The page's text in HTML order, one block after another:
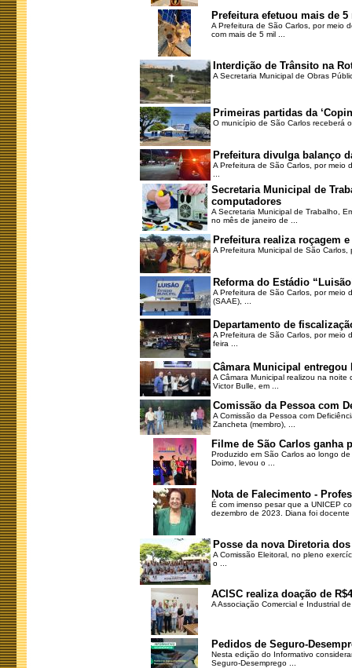
Prefeitura efetuou mais de
A Prefeitura de São Carlos, por meio
com mais de 5 mil ...
Interdição de Trânsito na
A Secretaria Municipal de Obras
Primeiras partidas da
O município de São Carlos receberá
Prefeitura divulga balanço
A Prefeitura de São Carlos, por meio
Secretaria Municipal de
computadores
A Secretaria Municipal de Trabalho,
no mês de janeiro de ...
Prefeitura realiza roçagem
A Prefeitura Municipal de São
Reforma do Estádio
A Prefeitura de São Carlos, por meio
(SAAE), ...
Departamento de
A Prefeitura de São Carlos, por meio
feira ...
Câmara Municipal
A Câmara Municipal realizou na
Victor Bulle, em ...
Comissão da Pessoa com
A Comissão da Pessoa com
Zancheta (membro), ...
Filme de São Carlos ganha
Produzido em São Carlos ao longo
Doimo, levou o ...
Nota de Falecimento -
É com imenso pesar que a UNICEP
dezembro de 2023. Diana foi docente
Posse da nova Diretoria
A Comissão Eleitoral, no pleno
o ...
ACISC realiza doação de
A Associação Comercial e Industrial
Pedidos de Seguro-
Nesta edição do Informativo
Seguro-Desemprego ...